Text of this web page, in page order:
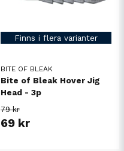
Finns i flera varianter
BITE OF BLEAK
Bite of Bleak Hover Jig
Head - 3p
79 kr
69 kr